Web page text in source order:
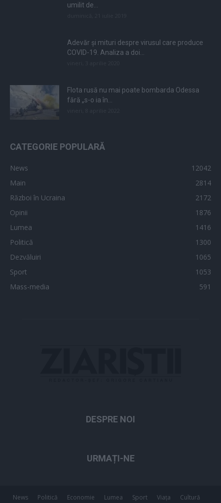
umilit de...
Adevăr și mituri despre virusul care produce
COVID-19. Analiza a doi...
Flota rusă nu mai poate bombarda Odessa
fără „s-o ia în...
CATEGORIE POPULARĂ
News
12042
Main
2814
Război în Ucraina
2172
Opinii
1876
Lumea
1416
Politică
1300
Dezvăluiri
1065
Sport
1053
Mass-media
591
DESPRE NOI
URMAȚI-NE
News Politică Economie Lumea Sport Viața Cultură